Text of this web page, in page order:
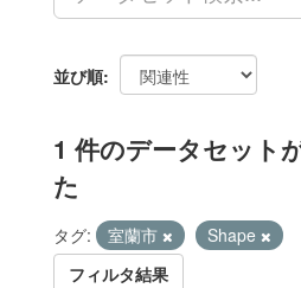
並び順
1 件のデータセット
た
タグ: 室蘭市
Shape
フィルタ結果